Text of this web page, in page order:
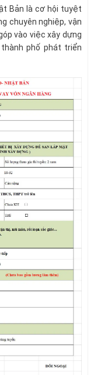
Bản là cơ hội tuyệt
chuyên nghiệp, vận
vào việc xây dựng
phố phát triển